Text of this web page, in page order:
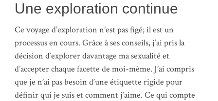
Une exploration continue
Ce voyage d’exploration n’est pas figé; il est un
processus en cours. Grâce à ses conseils, j’ai pris la
décision d’explorer davantage ma sexualité et
d’accepter chaque facette de moi-même. J’ai compris
que je n’ai pas besoin d’une étiquette rigide pour
définir qui je suis et comment j’aime. Ce qui compte